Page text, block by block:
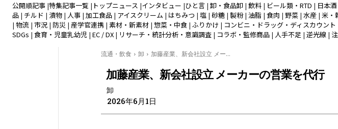
公開順記事 |特集記事一覧 | トップニュース |インタビュー |ひと言 |卸・食品卸 | 飲料 | ビール類・RTD | 日本
品 | チルド | 漬物 | 人事 | 加工食品 | アイスクリーム | はちみつ | 塩 | 砂糖 | 製粉| 油脂 | 食肉 | 野菜 | 水産 | 米・
| 物流 | 市況 | 防災 | 産学官連携 | 素材・新素材 | 惣菜・中食 | ふりかけ | コンビニ・ドラッグ・ディスカウント
SDGs | 食育・児童乳幼児 | EC / DX | リサーチ・統計分析・意識調査 | コラボ・監修商品 | 人手不足 | 逆光線 |
流通・飲食 卸 加藤産業、新会社設立 メー...
加藤産業、新会社設立 メーカーの営業を代行
卸
2026年6月1日